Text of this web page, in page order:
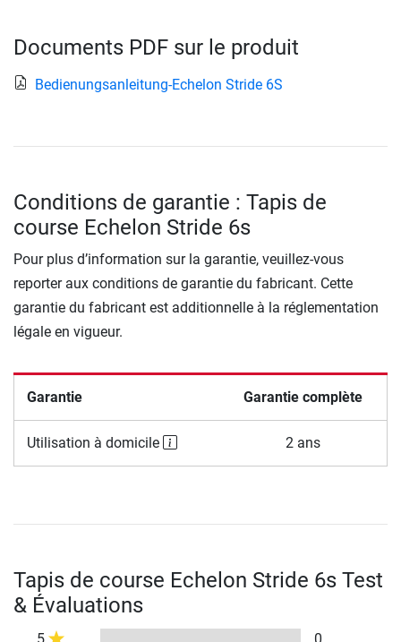
Documents PDF sur le produit
Bedienungsanleitung-Echelon Stride 6S
Conditions de garantie : Tapis de
course Echelon Stride 6s
Pour plus d’information sur la garantie, veuillez-vous
reporter aux conditions de garantie du fabricant. Cette
garantie du fabricant est additionnelle à la réglementation
légale en vigueur.
Garantie Garantie complète
Utilisation à domicile 2 ans
Tapis de course Echelon Stride 6s Test
& Évaluations